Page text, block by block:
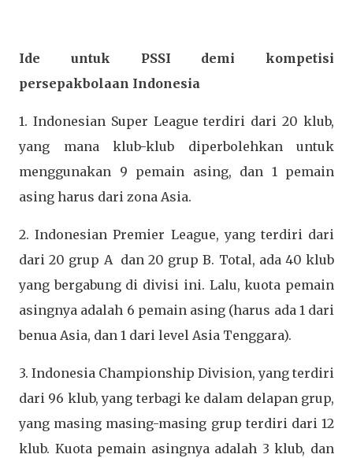
Ide untuk PSSI demi kompetisi
persepakbolaan Indonesia
1. Indonesian Super League terdiri dari 20 klub,
yang mana klub-klub diperbolehkan untuk
menggunakan 9 pemain asing, dan 1 pemain
asing harus dari zona Asia.
2. Indonesian Premier League, yang terdiri dari
dari 20 grup A dan 20 grup B. Total, ada 40 klub
yang bergabung di divisi ini. Lalu, kuota pemain
asingnya adalah 6 pemain asing (harus ada 1 dari
benua Asia, dan 1 dari level Asia Tenggara).
3. Indonesia Championship Division, yang terdiri
dari 96 klub, yang terbagi ke dalam delapan grup,
yang masing masing-masing grup terdiri dari 12
klub. Kuota pemain asingnya adalah 3 klub, dan